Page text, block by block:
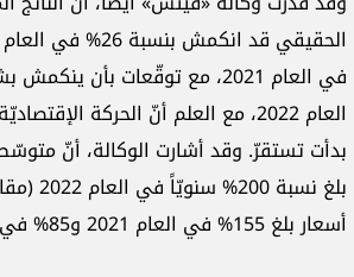
في العام 2021، مع توقّعات بأن
العام 2022، مع العلم أنّ الحركة
بدأت تستقرّ. وقد أشارت الوكالة، أنّ
بلغ
أسعار بلغ 155% في العام 2021 و85% في العام 2020).